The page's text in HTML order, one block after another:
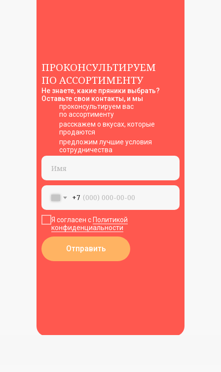
ПРОКОНСУЛЬТИРУЕМ
ПО АССОРТИМЕНТУ
Не знаете, какие пряники выбрать?
Оставьте свои контакты, и мы
проконсультируем вас
по ассортименту
расскажем о вкусах, которые
продаются
предложим лучшие условия
сотрудничества
+7
Я согласен сПолитикой
конфиденциальности
Отправить
Способы оплаты
Политика конфиденциальности
Договор оферты
Пользовательское соглашение
© 2023 — 2026 ИП Козубова Наталья Юрьевна
ИНН 233701931939, ОГРНИП 322508100503572